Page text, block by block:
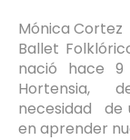
Mónica Cortez
Ballet
nació hace
Hortensia,
necesidad de
en aprender